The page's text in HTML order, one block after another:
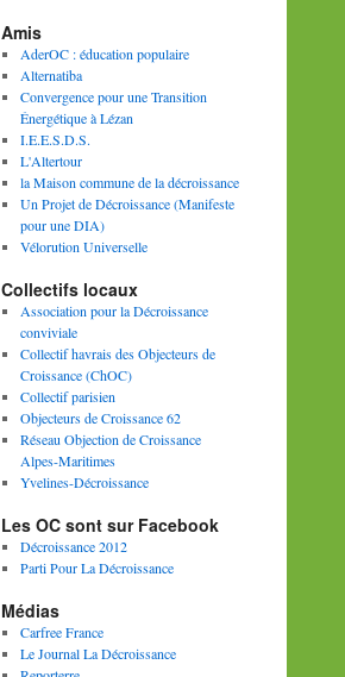
Amis
AderOC : éducation populaire
Alternatiba
Convergence pour une Transition
Énergétique à Lézan
I.E.E.S.D.S.
L'Altertour
la Maison commune de la décroissance
Un Projet de Décroissance (Manifeste
pour une DIA)
Vélorution Universelle
Collectifs locaux
Association pour la Décroissance
conviviale
Collectif havrais des Objecteurs de
Croissance (ChOC)
Collectif parisien
Objecteurs de Croissance 62
Réseau Objection de Croissance
Alpes-Maritimes
Yvelines-Décroissance
Les OC sont sur Facebook
Décroissance 2012
Parti Pour La Décroissance
Médias
Carfree France
Le Journal La Décroissance